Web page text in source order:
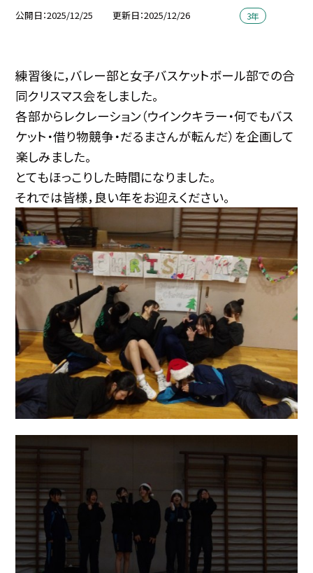
公開日 2025/12/25 更新日 2025/12/26 3年
練習後に，バレー部と女子バスケットボール部での合
同クリスマス会をしました。
各部からレクレーション（ウインクキラー・何でもバス
ケット・借り物競争・だるまさんが転んだ）を企画して
楽しみました。
とてもほっこりした時間になりました。
それでは皆様，良い年をお迎えください。